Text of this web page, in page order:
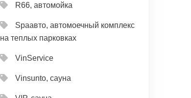
R66, автомойка
Spaавто, автомоечный комплекс
на теплых парковках
VinService
Vinsunto, сауна